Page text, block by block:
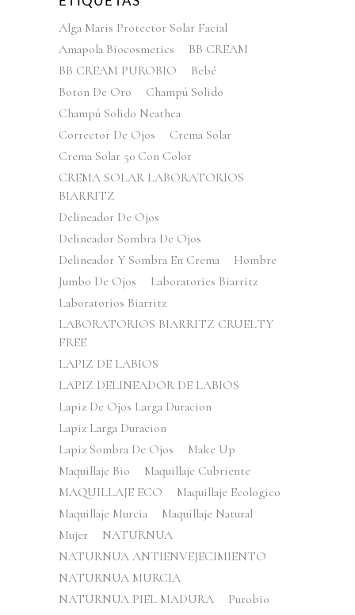
Alga Maris Protector Solar Facial
Amapola Biocosmetics
BB CREAM
BB CREAM PUROBIO
Bebé
Boton De Oro
Champú Solido
Champú Solido Neathea
Corrector De Ojos
Crema Solar
Crema Solar 50 Con Color
CREMA SOLAR LABORATORIOS
BIARRITZ
Delineador De Ojos
Delineador Sombra De Ojos
Delineador Y Sombra En Crema
Hombre
Jumbo De Ojos
Laboratories Biarritz
Laboratorios Biarritz
LABORATORIOS BIARRITZ CRUELTY
FREE
LAPIZ DE LABIOS
LAPIZ DELINEADOR DE LABIOS
Lapiz De Ojos Larga Duracion
Lapiz Larga Duracion
Lapiz Sombra De Ojos
Make Up
Maquillaje Bio
Maquillaje Cubriente
MAQUILLAJE ECO
Maquillaje Ecologico
Maquillaje Murcia
Maquillaje Natural
Mujer
NATURNUA
NATURNUA ANTIENVEJECIMIENTO
NATURNUA MURCIA
NATURNUA PIEL MADURA
Purobio